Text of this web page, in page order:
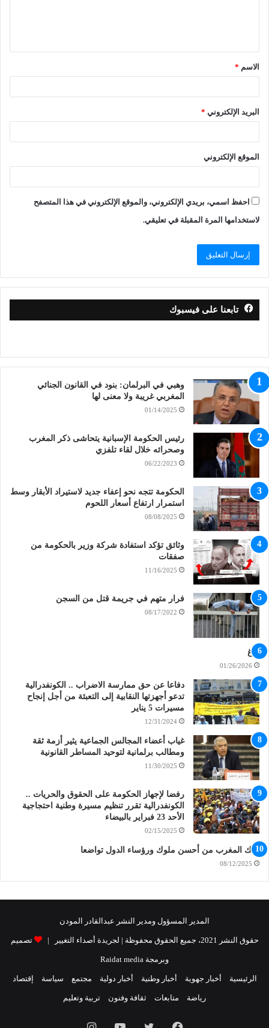
الاسم *
البريد الإلكتروني *
الموقع الإلكتروني
احفظ اسمي، بريدي الإلكتروني، والموقع الإلكتروني في هذا المتصفح
لاستخدامها المرة المقبلة في تعليقي.
تابعنا على فيسبوك
وهبي في البرلمان: بنود في القانون الجنائي
المغربي غريبة ولا معنى لها
01/14/2025
رئيس الحكومة الإسبانية يتحاشى ذكر المغرب
وصحرائه خلال لقاء تلفزي
06/22/2023
الحكومة تتجه نحو إعفاء جديد لاستيراد الأبقار وسط
استمرار ارتفاع أسعار اللحوم
08/08/2025
وثائق تؤكد استفادة شركة وزير بالحكومة من
صفقات
11/16/2025
فرار متهم في جريمة قتل من السجن
08/17/2022
بلاغ
01/26/2026
دفاعا عن حق ممارسة الاضراب .. الكونفدرالية
تدعو أجهزتها النقابية إلى التعبئة من أجل إنجاح
مسيرات 5 يناير
12/31/2024
غياب أعضاء المجالس الجماعية يثير أزمة ثقة
ومطالب برلمانية لتوحيد المساطر القانونية
11/30/2025
رفضا لإجهاز الحكومة على الحقوق والحريات ..
الكونفدرالية تقرر تنظيم مسيرة وطنية احتجاجية
الأحد 23 فبراير بالبيضاء
02/15/2025
ملك المغرب من أحسن ملوك ورؤساء الدول تواضعا
08/12/2025
المدير المسؤول ومدير النشر عبدالقادر المودن
حقوق النشر 2021، جميع الحقوق محفوظة | لجريدة أصداء التغيير | تصميم
وبرمجة Raidat media
الرئيسية أخبار جهوية أخبار وطنية أخبار دولية مجتمع سياسة إقتصاد
رياضة متابعات ثقافة وفنون تربية وتعليم